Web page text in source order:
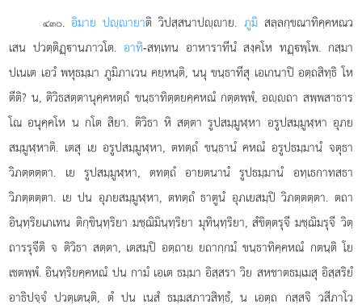
๔๓๐.อิมาย ปฺายาติ วิปสฺสนาปฺาย. ภูมิสลฺลกฺขณาทิคฺคหณว
เสน ปวตฺติฏฺานภาวโต. อาทิ-สทฺเทน อาหาราทีนํ สงฺคโห ทฏฺพฺโพ. กสฺมา
ปเนเต เอวํ พหุธมฺมา ภูมิภาเวน คยฺหนฺติ, นนุ ขนฺธาทีสุ เอเกนาปิอตฺถสิทฺธิ โห
ตีติ? น, ติวิธสตฺตานุคฺคหตฺถํ ขนฺธาทิตฺตยคฺคหณํ กตฺตพฺพํ, อฺถา สพฺพสาธาร
โณ อนุคฺคโห น กโต สิยา. ติวิธา หิ สตฺตา รูปสมฺมูฬฺหา อรูปสมฺมูฬฺหา อุภย
สมฺมูฬฺหาติ. เตสุ เย อรูปสมฺมูฬฺหา, ตทตฺถํ ขนฺธานํ คหณํ อรูปธมฺมานํ จตุธา
วิภตฺตตฺตา. เย รูปสมฺมูฬฺหา, ตทตฺถํ อายตนานํ รูปธมฺมานํ อทฺเธกาทสธา
วิภตฺตตฺตา. เย ปน อุภยสมฺมูฬฺหา, ตทตฺถํ ธาตูนํ อุภเยสมฺปิ วิภตฺตตฺตา. ตถา
อินฺทฺริยเภเทน ติกฺขินฺทฺริยา มชฺฌิมินฺทฺริยา มุทินฺทฺริยา, สํขิตฺตรุจี มชฺฌิมรุจี วิตฺ
ถารรุจีติ จ ติวิธา สตฺตา, เตสมฺปิ อตฺถาย ยถากฺกมํ ขนฺธาทิคฺคหณํ กตนฺติ โย
เชตพฺพํ. อินฺทฺริยคฺคหณํ ปน กามํ เอเต ธมฺมา อิสฺสรา วิย สหชาตธมฺเมสุ อิสฺสริยํ
อาธิปจฺจํ ปวตฺเตนฺติ, ตํ ปน เนสํ ธมฺมสภาวสิทฺธํ, น เอตฺถ กสฺสจิ วสีภาโว